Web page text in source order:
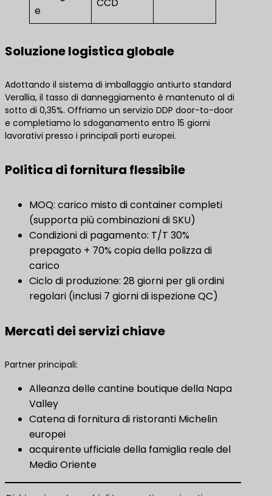
e
Soluzione logistica globale
Adottando il sistema di imballaggio antiurto standard
Verallia, il tasso di danneggiamento è mantenuto al di
sotto di 0,35%. Offriamo un servizio DDP door-to-door
e completiamo lo sdoganamento entro 15 giorni
lavorativi presso i principali porti europei.
Politica di fornitura flessibile
MOQ: carico misto di container completi
(supporta più combinazioni di SKU)
Condizioni di pagamento: T/T 30%
prepagato + 70% copia della polizza di
carico
Ciclo di produzione: 28 giorni per gli ordini
regolari (inclusi 7 giorni di ispezione QC)
Mercati dei servizi chiave
Partner principali:
Alleanza delle cantine boutique della Napa
Valley
Catena di fornitura di ristoranti Michelin
europei
acquirente ufficiale della famiglia reale del
Medio Oriente